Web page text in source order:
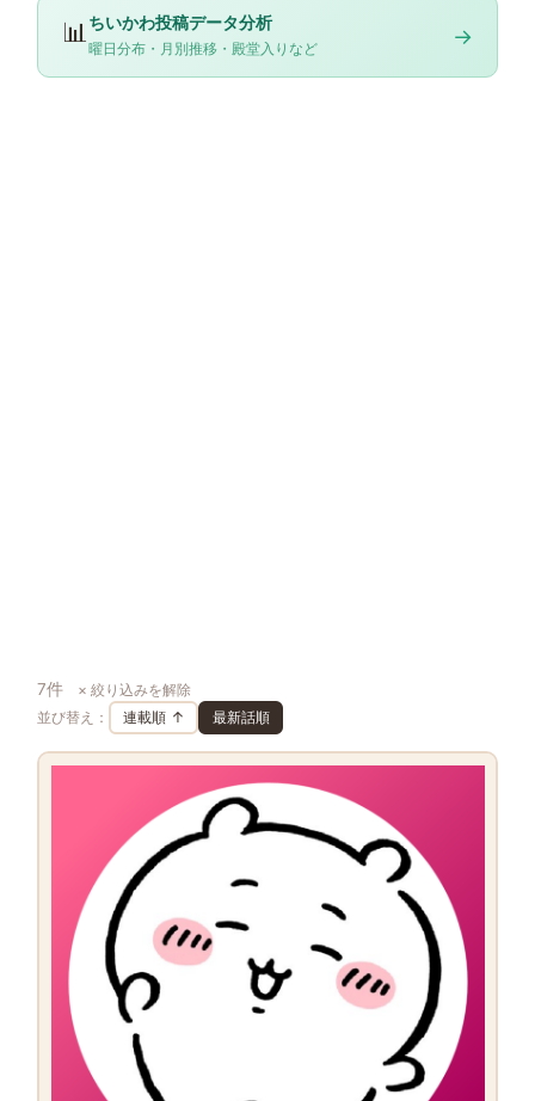
📊 ちいかわ投稿データ分析
曜日分布・月別推移・殿堂入りなど →
7件
× 絞り込みを解除
並び替え：
連載順 ↑ 最新話順